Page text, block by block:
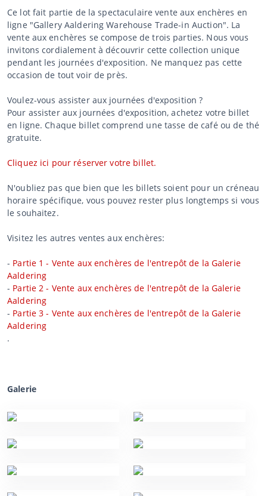
Ce lot fait partie de la spectaculaire vente aux enchères en
ligne "Gallery Aaldering Warehouse Trade-in Auction". La
vente aux enchères se compose de trois parties. Nous vous
invitons cordialement à découvrir cette collection unique
pendant les journées d'exposition. Ne manquez pas cette
occasion de tout voir de près.
Voulez-vous assister aux journées d'exposition ?
Pour assister aux journées d'exposition, achetez votre billet
en ligne. Chaque billet comprend une tasse de café ou de thé
gratuite.
Cliquez ici pour réserver votre billet.
N'oubliez pas que bien que les billets soient pour un créneau
horaire spécifique, vous pouvez rester plus longtemps si vous
le souhaitez.
Visitez les autres ventes aux enchères:
- Partie 1 - Vente aux enchères de l'entrepôt de la Galerie
Aaldering
- Partie 2 - Vente aux enchères de l'entrepôt de la Galerie
Aaldering
- Partie 3 - Vente aux enchères de l'entrepôt de la Galerie
Aaldering
.
Galerie